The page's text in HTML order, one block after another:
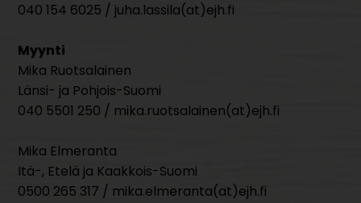
040 154 6025 / juha.lassila(at)ejh.fi
Myynti
Mika Ruotsalainen
Länsi- ja Pohjois-Suomi
040 5501 250 / mika.ruotsalainen(at)ejh.fi
Mika Elmeranta
Itä-, Etelä ja Kaakkois-Suomi
0500 265 317 / mika.elmeranta(at)ejh.fi